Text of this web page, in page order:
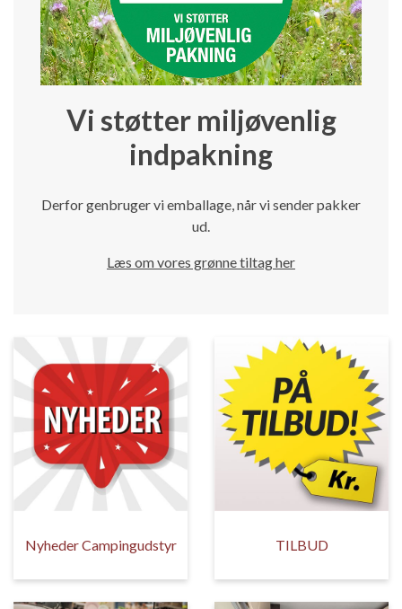
Vi støtter miljøvenlig
indpakning
Derfor genbruger vi emballage, når vi sender pakker
ud.
Læs om vores grønne tiltag her
Nyheder Campingudstyr TILBUD